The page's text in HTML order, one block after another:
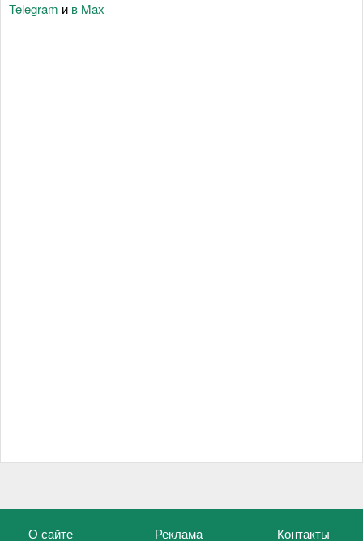
Telegram и в Maх
О сайте Реклама Контакты